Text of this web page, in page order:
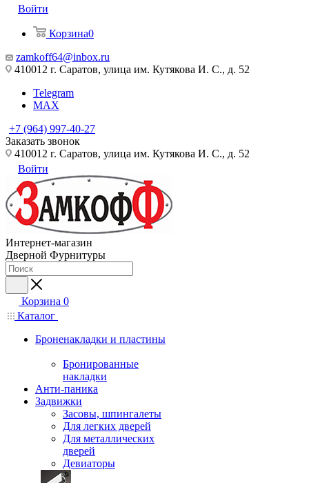
Войти
Корзина0
zamkoff64@inbox.ru
410012 г. Саратов, улица им. Кутякова И. С., д. 52
Telegram
MAX
+7 (964) 997-40-27
Заказать звонок
410012 г. Саратов, улица им. Кутякова И. С., д. 52
Войти
Интернет-магазин
Дверной Фурнитуры
Корзина 0
Каталог
Броненакладки и пластины
Бронированные
накладки
Анти-паника
Задвижки
Засовы, шпингалеты
Для легких дверей
Для металлических
дверей
Девиаторы